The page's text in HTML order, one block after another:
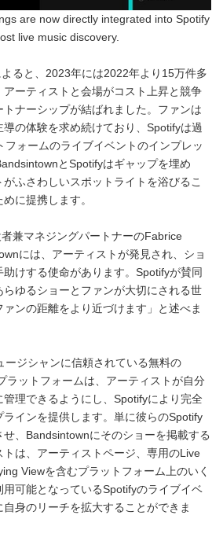
are now directly integrated into Spotify
live music discovery.
ると、2023年には2022年より15万件多
アーティストと会場がコスト上昇と競争
ナーシップが結ばれました。ファンは
の体験を求め続けており、Spotifyは過
フォームのライブイベントのインプレッ
とSpotifyはギャップを埋め
ふさわしいスポットライトを浴びるこ
に提携します。
兼マネジングパートナーのFabrice
には、アーティストが発見され、ショ
けする使命があります。Spotifyが賛同
らゆるショーとファンが大切にされる世
ンの距離をより近づけます」と述べま
ージシャンに信頼されている無料の
ラットフォームは、アーティストが自分
理できるようにし、Spotifyにより完全
インを提供します。単に彼らのSpotify
、Bandsintownにそのショーを掲載する
は、アーティストページ、専用のLive
Viewを含むプラットフォーム上のいく
可能となっているSpotifyのライブイベ
身のリーチを拡大することができま